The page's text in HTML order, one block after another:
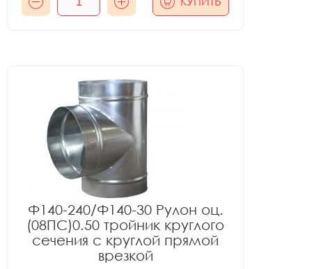
Ф140-240/Ф140-30 Рулон оц.
(08ПС)0.50 тройник круглого
сечения с круглой прямой
врезкой